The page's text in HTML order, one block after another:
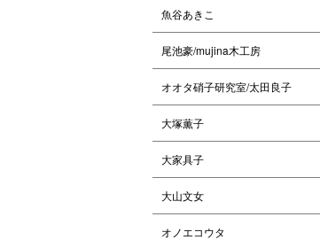
魚谷あきこ
尾池豪/mujina木工房
オオタ硝子研究室/太田良子
大塚薫子
大家具子
大山文女
オノエコウタ